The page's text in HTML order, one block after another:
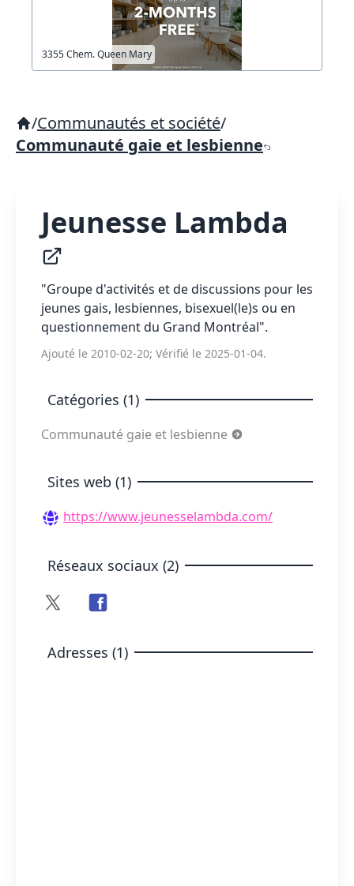
3355 Chem. Queen Mary
/Communautés et société/
Communauté gaie et lesbienne
Jeunesse Lambda
"Groupe d'activités et de discussions pour les
jeunes gais, lesbiennes, bisexuel(le)s ou en
questionnement du Grand Montréal".
Ajouté le 2010-02-20; Vérifié le 2025-01-04.
Catégories (1)
Communauté gaie et lesbienne
Sites web (1)
https://www.jeunesselambda.com/
Réseaux sociaux (2)
Adresses (1)